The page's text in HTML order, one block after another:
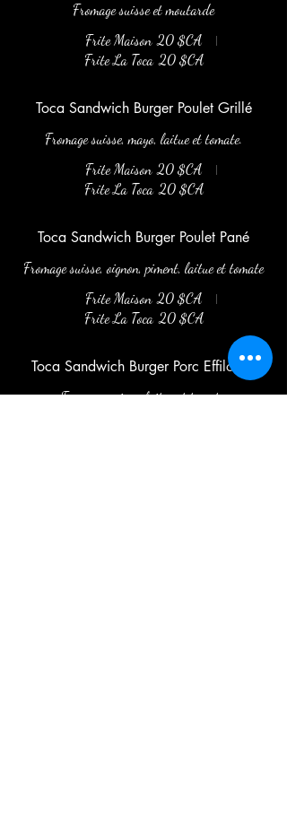
Fromage suisse et moutarde
Frite Maison 20 $CA
Frite La Toca 20 $CA
Toca Sandwich Burger Poulet Grillé
Fromage suisse, mayo, laitue et tomate.
Frite Maison 20 $CA
Frite La Toca 20 $CA
Toca Sandwich Burger Poulet Pané
Fromage suisse, oignon, piment, laitue et tomate
Frite Maison 20 $CA
Frite La Toca 20 $CA
Toca Sandwich Burger Porc Effiloché
Fromage suisse, laitue et tomate.